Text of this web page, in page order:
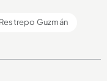
Guzmán